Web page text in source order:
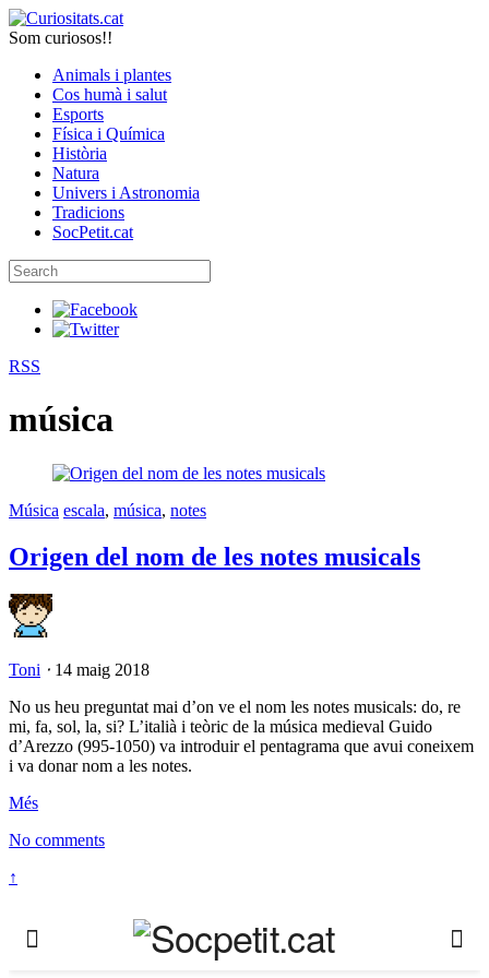
Som curiosos!!
Animals i plantes
Cos humà i salut
Esports
Física i Química
Història
Natura
Univers i Astronomia
Tradicions
SocPetit.cat
RSS
música
Música escala, música, notes
Origen del nom de les notes musicals
Toni ⋅ 14 maig 2018
No us heu preguntat mai d’on ve el nom les notes musicals: do, re
mi, fa, sol, la, si? L’italià i teòric de la música medieval Guido
d’Arezzo (995-1050) va introduir el pentagrama que avui coneixem
i va donar nom a les notes.
Més
No comments
↑